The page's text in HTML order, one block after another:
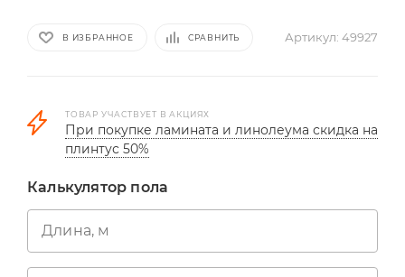
В ИЗБРАННОЕ СРАВНИТЬ Артикул: 49927
ТОВАР УЧАСТВУЕТ В АКЦИЯХ
При покупке ламината и линолеума скидка на
плинтус 50%
Калькулятор пола
Длина, м